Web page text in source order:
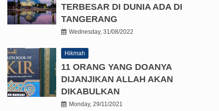
TERBESAR DI DUNIA ADA DI
TANGERANG
Wednesday, 31/08/2022
Hikmah
11 ORANG YANG DOANYA
DIJANJIKAN ALLAH AKAN
DIKABULKAN
Monday, 29/11/2021